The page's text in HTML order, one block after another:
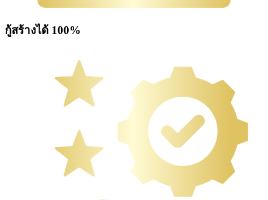
กู้สร้างได้ 100%